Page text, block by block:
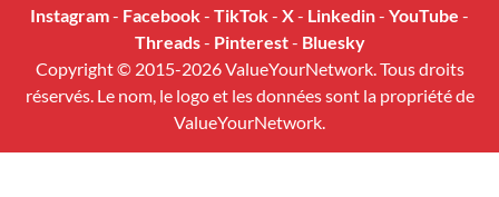
Instagram- Facebook- TikTok- X- Linkedin- YouTube -
Threads- Pinterest- Bluesky
Copyright © 2015-2026 ValueYourNetwork. Tous droits
réservés. Le nom, le logo et les données sont la propriété de
ValueYourNetwork.